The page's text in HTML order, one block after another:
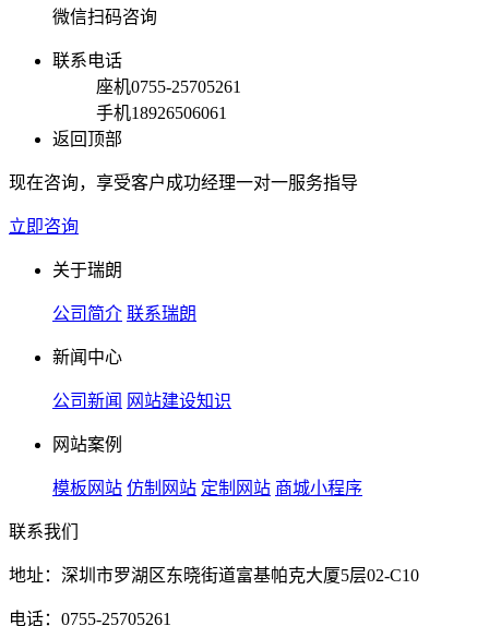
微信扫码咨询
联系电话
座机0755-25705261
手机18926506061
返回顶部
现在咨询，享受客户成功经理一对一服务指导
立即咨询
关于瑞朗
公司简介 联系瑞朗
新闻中心
公司新闻 网站建设知识
网站案例
模板网站 仿制网站 定制网站 商城小程序
联系我们
地址：深圳市罗湖区东晓街道富基帕克大厦5层02-C10
电话：0755-25705261